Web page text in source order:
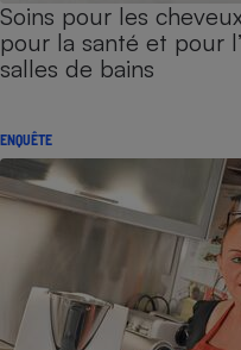
Soins pour les
pour la santé et pour
salles de bains
ENQUÊTE